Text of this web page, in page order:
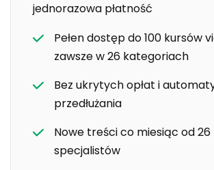
jednorazowa płatność
Pełen dostęp do 100 kursów
zawsze w 26 kategoriach
Bez ukrytych opłat i
przedłużania
Nowe treści co miesiąc od 26
specjalistów